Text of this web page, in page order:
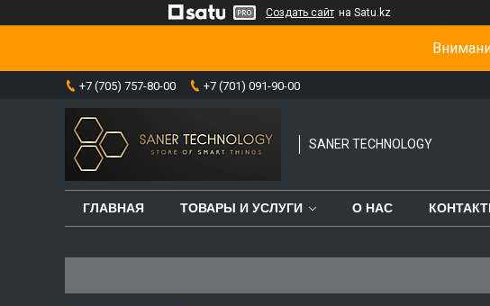
Создать сайт на Satu.kz
+7 (705) 757-80-00 +7 (701) 091-90-00
SANER TECHNOLOGY
ГЛАВНАЯ ТОВАРЫ И УСЛУГИ О НАС